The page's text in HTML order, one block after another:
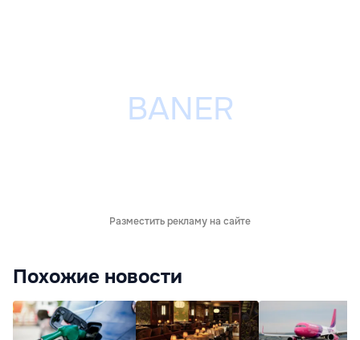
Разместить рекламу на сайте
Похожие новости